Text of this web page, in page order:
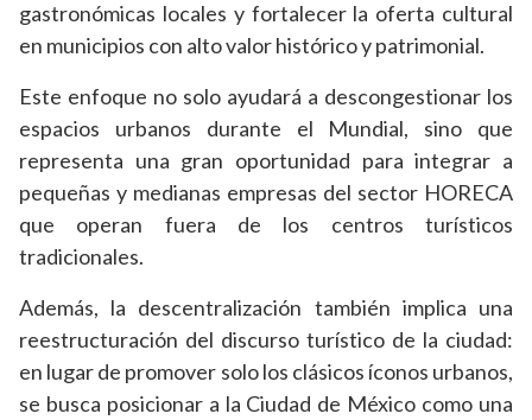
gastronómicas locales y fortalecer la oferta cultural
en municipios con alto valor histórico y patrimonial.
Este enfoque no solo ayudará a descongestionar los
espacios urbanos durante el Mundial, sino que
representa una gran oportunidad para integrar a
pequeñas y medianas empresas del sector HORECA
que operan fuera de los centros turísticos
tradicionales.
Además, la descentralización también implica una
reestructuración del discurso turístico de la ciudad:
en lugar de promover solo los clásicos íconos urbanos,
se busca posicionar a la Ciudad de México como una